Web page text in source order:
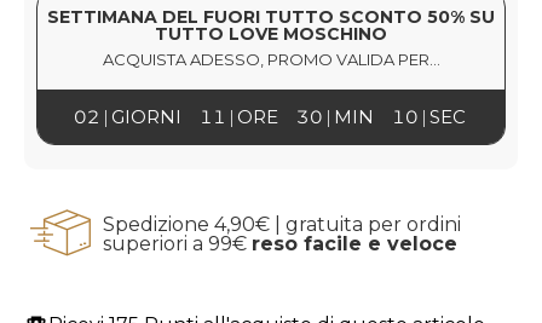
SETTIMANA DEL FUORI TUTTO SCONTO 50% SU
TUTTO LOVE MOSCHINO
ACQUISTA ADESSO, PROMO VALIDA PER...
02 11 30 09
GIORNI ORE MIN SEC
Spedizione 4,90€ | gratuita per ordini
superiori a 99€ reso facile e veloce